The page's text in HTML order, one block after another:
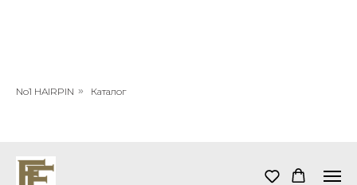
No1 HAIRPIN » Каталог